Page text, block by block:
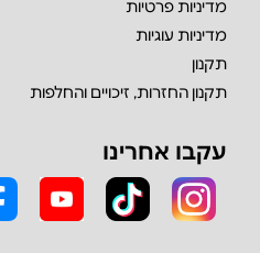
מדיניות פרטיות
מדיניות עוגיות
תקנון
תקנון החזרות, זיכויים והחלפות
עקבו אחרינו